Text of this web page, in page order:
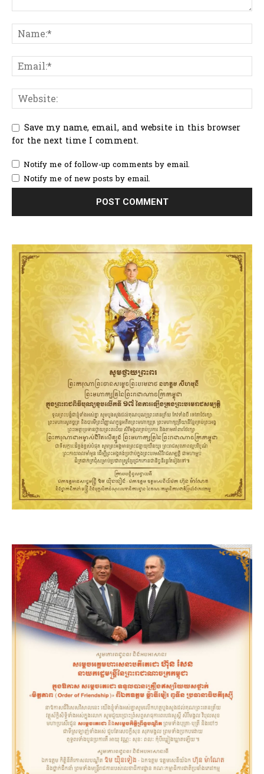
Save my name, email, and website in this browser
for the next time I comment.
Notify me of follow-up comments by email.
Notify me of new posts by email.